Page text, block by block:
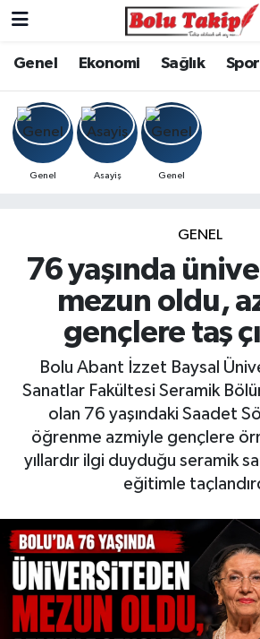
Genel Ekonomi Sağlık Spor
Genel Asayiş Genel
GENEL
76 yaşında
mezun oldu,
gençlere taş
Bolu Abant İzzet Baysal
Sanatlar Fakültesi Seramik
olan 76 yaşındaki Saadet
öğrenme azmiyle gençlere
yıllardır ilgi duyduğu seramik
eğitimle